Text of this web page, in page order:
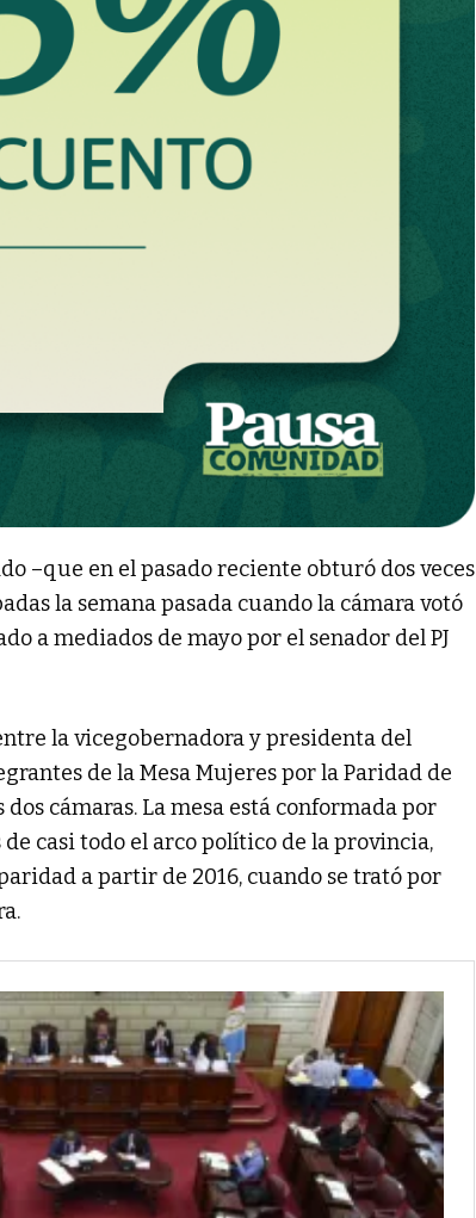
–que en el pasado reciente obturó dos veces
la semana pasada cuando la cámara votó
a mediados de mayo por el senador del PJ
la vicegobernadora y presidenta del
de la Mesa Mujeres por la Paridad de
cámaras. La mesa está conformada por
casi todo el arco político de la provincia,
a partir de 2016, cuando se trató por